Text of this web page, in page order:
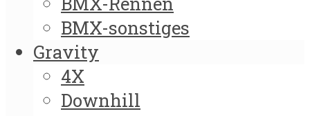
BMX-sonstiges
Gravity
4X
Downhill